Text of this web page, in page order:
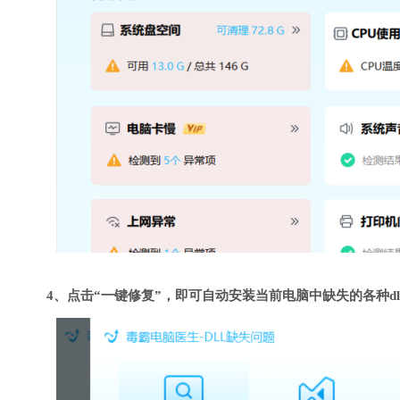
4、点击“一键修复”，即可自动安装当前电脑中缺失的各种